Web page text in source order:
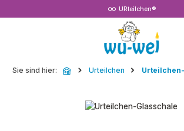
URteilchen®
Sie sind hier: Urteilchen
Bildergalerie überspringen